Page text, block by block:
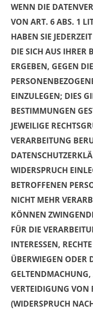
WENN DIE
VON ART. 6 ABS. 1
HABEN SIE
DIE SICH AUS IHRER
ERGEBEN, GEGEN
EINZULEGEN; DIES
BESTIMMUNGEN
JEWEILIGE
VERARBEITUNG
WIDERSPRUCH
BETROFFENEN
NICHT MEHR
KÖNNEN
FÜR DIE
INTERESSEN,
ÜBERWIEGEN ODER
VERTEIDIGUNG VON
(WIDERSPRUCH